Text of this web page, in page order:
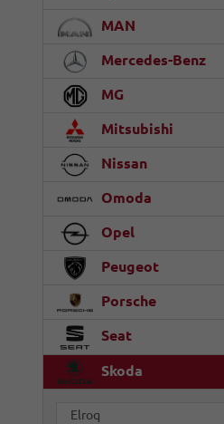
MAN
Mercedes-Benz
MG
Mitsubishi
Nissan
Omoda
Opel
Peugeot
Porsche
Seat
Skoda
Elroq